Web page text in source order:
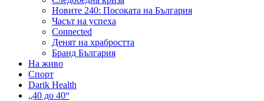
Новите 240: Посоката на България
Часът на успеха
Connected
Денят на храбростта
Бранд България
На живо
Спорт
Darik Health
„40 до 40“